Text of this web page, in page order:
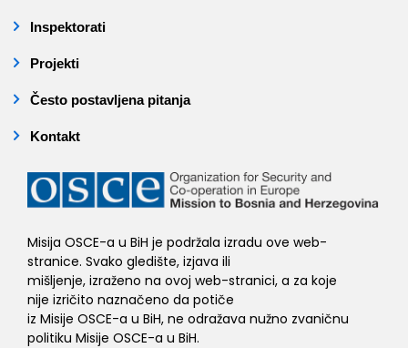
Inspektorati
Projekti
Često postavljena pitanja
Kontakt
Misija OSCE-a u BiH je podržala izradu ove web-
stranice. Svako gledište, izjava ili
mišljenje, izraženo na ovoj web-stranici, a za koje
nije izričito naznačeno da potiče
iz Misije OSCE-a u BiH, ne odražava nužno zvaničnu
politiku Misije OSCE-a u BiH.